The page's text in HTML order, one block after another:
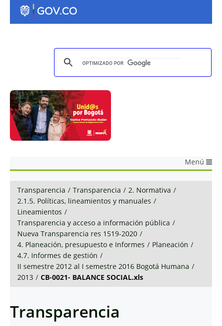
Menú
Transparencia / Transparencia / 2. Normativa /
2.1.5. Políticas, lineamientos y manuales /
Lineamientos /
Transparencia y acceso a información pública /
Nueva Transparencia res 1519-2020 /
4. Planeación, presupuesto e Informes / Planeación /
4.7. Informes de gestión /
II semestre 2012 al I semestre 2016 Bogotá Humana /
2013 / CB-0021- BALANCE SOCIAL.xls
Transparencia